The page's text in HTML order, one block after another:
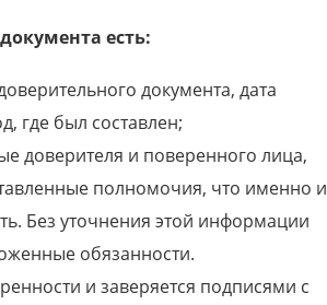
есть:
документа, дата
где был составлен;
доверителя и поверенного лица,
полномочия, что именно и
Без уточнения этой информации
обязанности.
и заверяется подписями с